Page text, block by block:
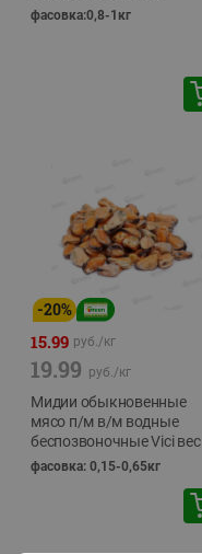
фасовка:0,8-1кг
-20%
15.99 руб./кг
19.99 руб./кг
Мидии обыкновенные
мясо п/м в/м водные
беспозвоночные Vici вес
фасовка: 0,15-0,65кг